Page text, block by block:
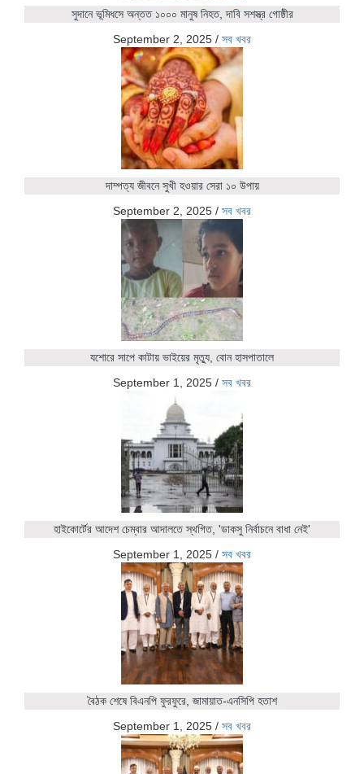
সুদানে ভূমিধসে অন্তত ১০০০ মানুষ নিহত, দাবি সশস্ত্র গোষ্ঠীর
September 2, 2025 / সব খবর
দাম্পত্য জীবনে সুখী হওয়ার সেরা ১০ উপায়
September 2, 2025 / সব খবর
যশোরে সাপে কাটায় ভাইয়ের মৃত্যু, বোন হাসপাতালে
September 1, 2025 / সব খবর
হাইকোর্টের আদেশ চেম্বার আদালতে স্থগিত, 'ডাকসু নির্বাচনে বাধা নেই'
September 1, 2025 / সব খবর
বৈঠক শেষে বিএনপি ফুরফুরে, জামায়াত-এনসিপি হতাশ
September 1, 2025 / সব খবর